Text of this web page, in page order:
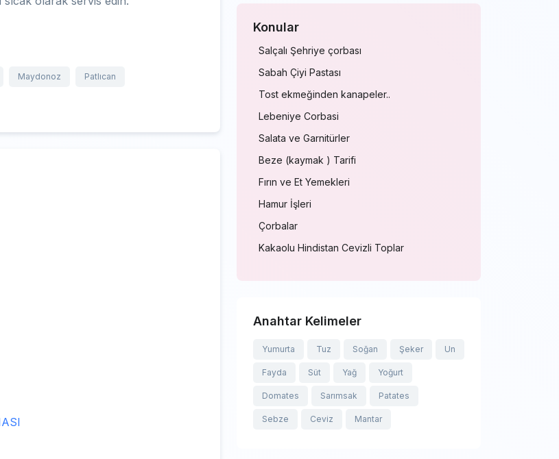
Maydonoz Patlıcan
Konular
Salçalı Şehriye çorbası
Sabah Çiyi Pastası
Tost ekmeğinden kanapeler..
Lebeniye Corbasi
Salata ve Garnitürler
Beze (kaymak ) Tarifi
Fırın ve Et Yemekleri
Hamur İşleri
Çorbalar
Kakaolu Hindistan Cevizli Toplar
Anahtar Kelimeler
Yumurta Tuz Soğan Şeker Un
Fayda Süt Yağ Yoğurt
Domates Sarımsak Patates
Sebze Ceviz Mantar